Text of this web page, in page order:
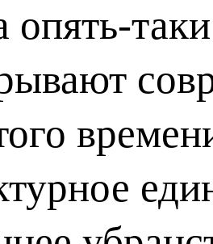
опять-